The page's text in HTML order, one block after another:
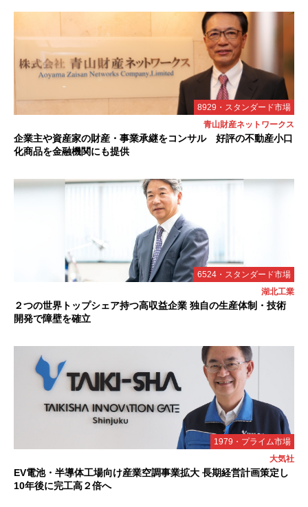
8929・スタンダード市場
青山財産ネットワークス
企業主や資産家の財産・事業承継をコンサル 好評の不動産小口
化商品を金融機関にも提供
6524・スタンダード市場
湖北工業
２つの世界トップシェア持つ高収益企業 独自の生産体制・技術
開発で障壁を確立
1979・プライム市場
大気社
EV電池・半導体工場向け産業空調事業拡大 長期経営計画策定し
10年後に完工高２倍へ